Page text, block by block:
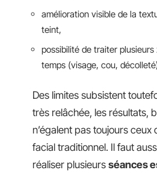
amélioration visible de la
teint,
possibilité de traiter plusieurs
temps (visage, cou,
Des limites subsistent
très relâchée, les résultats,
n’égalent pas toujours
facial traditionnel. Il faut
réaliser plusieurs séances